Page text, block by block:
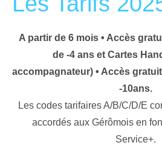
A partir de 6 mois • Accès
de -4 ans et Cartes
accompagnateur) • Accès
-10ans.
Les codes tarifaires A/B/C/D/E
accordés aux Gérômois en
Service+.